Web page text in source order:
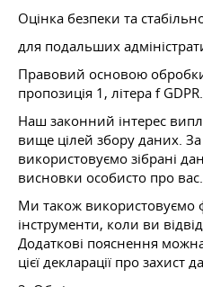
Оцінка безпеки та
для подальших
Правовий основою
пропозиція 1, літера f GDPR.
Наш законний інтерес
вище цілей збору даних.
використовуємо зібрані
висновки особисто про вас.
Ми також використовуємо
інструменти, коли ви
Додаткові пояснення
цієї декларації про захист